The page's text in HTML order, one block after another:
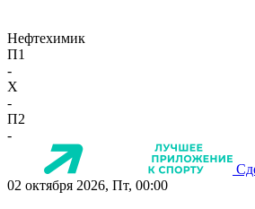
Нефтехимик
П1
-
X
-
П2
-
02 октября 2026, Пт, 00:00